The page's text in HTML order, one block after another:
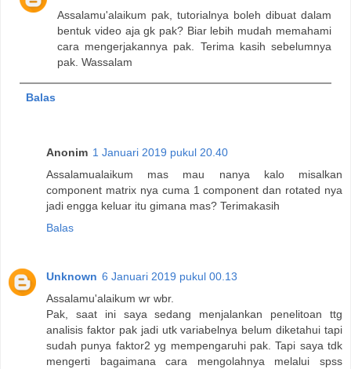
Assalamu'alaikum pak, tutorialnya boleh dibuat dalam
bentuk video aja gk pak? Biar lebih mudah memahami
cara mengerjakannya pak. Terima kasih sebelumnya
pak. Wassalam
Balas
Anonim 1 Januari 2019 pukul 20.40
Assalamualaikum mas mau nanya kalo misalkan
component matrix nya cuma 1 component dan rotated nya
jadi engga keluar itu gimana mas? Terimakasih
Balas
Unknown 6 Januari 2019 pukul 00.13
Assalamu'alaikum wr wbr.
Pak, saat ini saya sedang menjalankan penelitoan ttg
analisis faktor pak jadi utk variabelnya belum diketahui tapi
sudah punya faktor2 yg mempengaruhi pak. Tapi saya tdk
mengerti bagaimana cara mengolahnya melalui spss